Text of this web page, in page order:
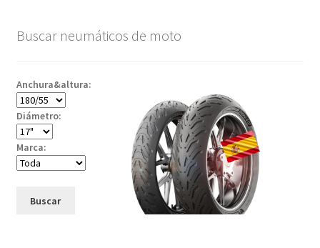
Buscar neumáticos de moto
Anchura&altura:
Diámetro:
Marca:
Buscar